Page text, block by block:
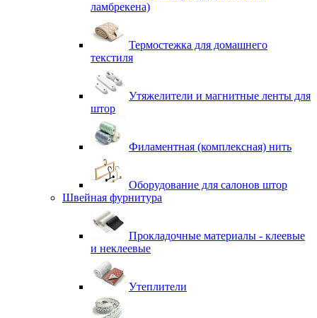
ламбрекена)
Термостежка для домашнего
текстиля
Утяжелители и магнитные ленты для
штор
Филаментная (комплексная) нить
Оборудование для салонов штор
Швейная фурнитура
Прокладочные материалы - клеевые
и неклеевые
Утеплители